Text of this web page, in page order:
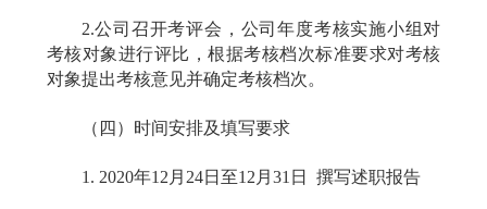
2.公司召开考评会，公司年度考核实施小组对
考核对象进行评比，根据考核档次标准要求对考核
对象提出考核意见并确定考核档次。
（四）时间安排及填写要求
1. 2020年12 月 24日至12 月 31 日 撰写述职报告